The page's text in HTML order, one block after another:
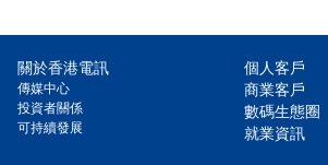
關於香港電訊
傳媒中心
投資者關係
可持續發展
個人客戶
商業客戶
數碼生態圈
就業資訊